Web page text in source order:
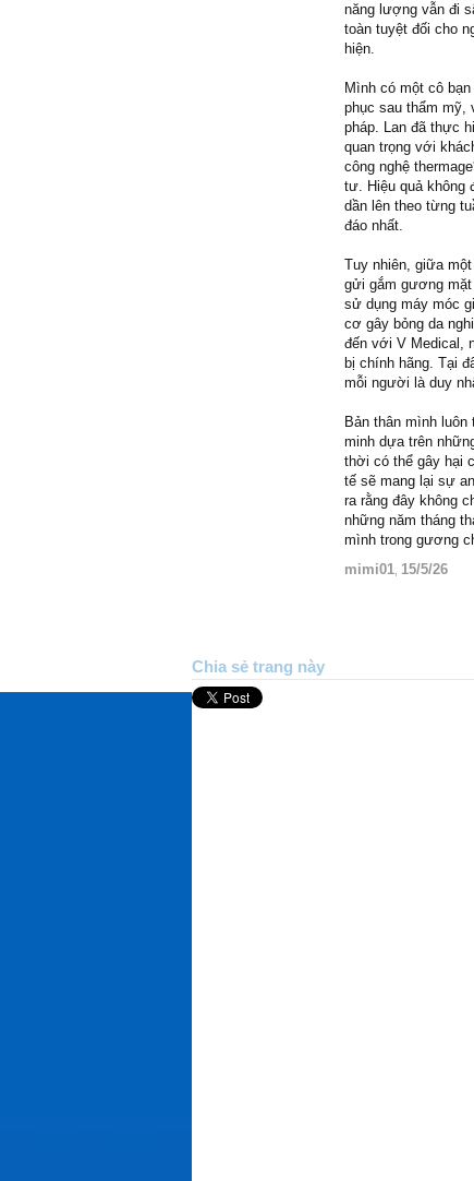
năng lượng vẫn đi
toàn tuyệt đối cho
hiện.
Mình có một cô
phục sau thẩm mỹ,
pháp. Lan đã thực
quan trọng với
công nghệ
tư. Hiệu quả không
dần lên theo từng
đáo nhất.
Tuy nhiên, giữa
gửi gắm gương mặt
sử dụng máy móc
cơ gây bỏng da
đến với V Medical,
bị chính hãng. Tại
mỗi người là duy
Bản thân mình
minh dựa trên
thời có thể gây hại
tế sẽ mang lại sự
ra rằng đây không
những năm tháng
mình trong gương
mimi01 15/5/26
Chia sẻ trang này